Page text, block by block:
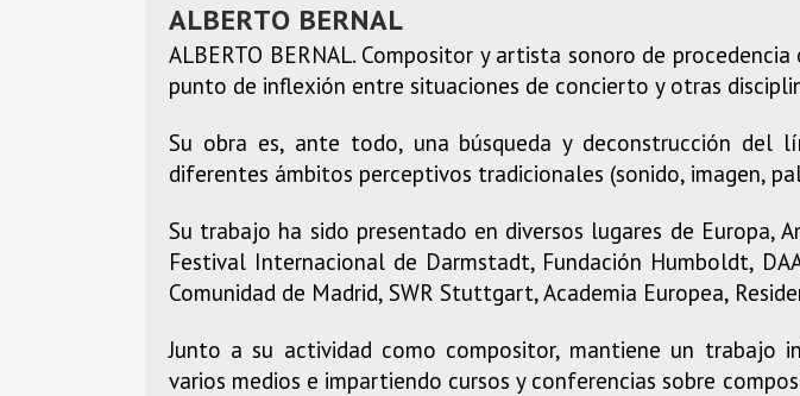
ALBERTO BERNAL
ALBERTO BERNAL. Compositor y artista sonoro de
punto de inflexión entre situaciones de concierto y otras
Su obra es, ante todo, una búsqueda y deconstrucción
diferentes ámbitos perceptivos tradicionales (sonido, imagen,
Su trabajo ha sido presentado en diversos lugares de Europa,
Festival Internacional de Darmstadt, Fundación Humboldt,
Comunidad de Madrid, SWR Stuttgart, Academia Europea,
Junto a su actividad como compositor, mantiene un trabajo
varios medios e impartiendo cursos y conferencias sobre